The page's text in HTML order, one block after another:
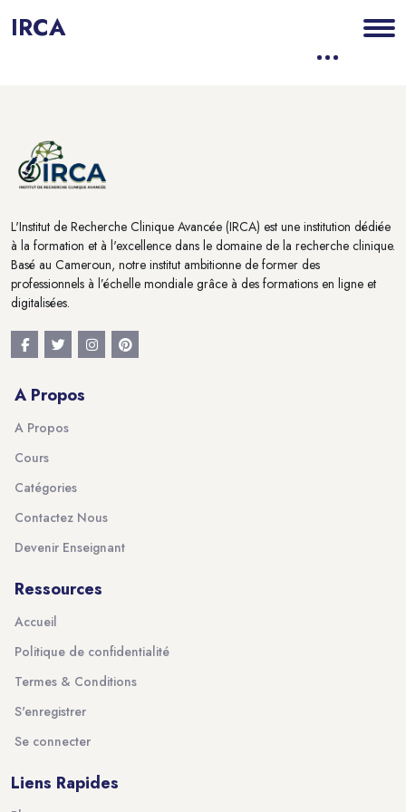
IRCA
L'Institut de Recherche Clinique Avancée (IRCA) est une institution dédiée
à la formation et à l'excellence dans le domaine de la recherche clinique.
Basé au Cameroun, notre institut ambitionne de former des
professionnels à l’échelle mondiale grâce à des formations en ligne et
digitalisées.
A Propos
A Propos
Cours
Catégories
Contactez Nous
Devenir Enseignant
Ressources
Accueil
Politique de confidentialité
Termes & Conditions
S'enregistrer
Se connecter
Liens Rapides